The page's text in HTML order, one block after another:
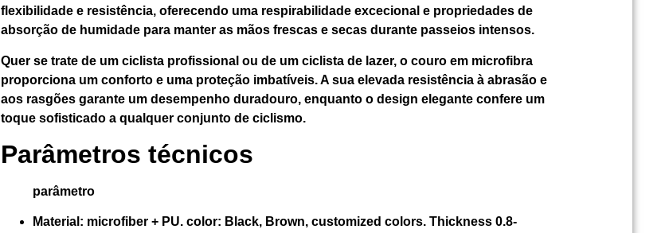
flexibilidade e resistência, oferecendo uma respirabilidade excecional e propriedades de
absorção de humidade para manter as mãos frescas e secas durante passeios intensos.
Quer se trate de um ciclista profissional ou de um ciclista de lazer, o couro em microfibra
proporciona um conforto e uma proteção imbatíveis. A sua elevada resistência à abrasão e
aos rasgões garante um desempenho duradouro, enquanto o design elegante confere um
toque sofisticado a qualquer conjunto de ciclismo.
Parâmetros técnicos
parâmetro
Material: microfiber + PU. color: Black, Brown, customized colors. Thickness 0.8-